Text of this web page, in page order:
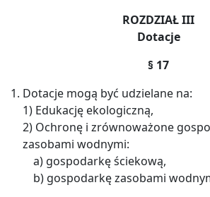
ROZDZIAŁ III
Dotacje
§ 17
Dotacje mogą być udzielane na:
1) Edukację ekologiczną,
2) Ochronę i zrównoważone
zasobami wodnymi:
a) gospodarkę ściekową,
b) gospodarkę zasobami